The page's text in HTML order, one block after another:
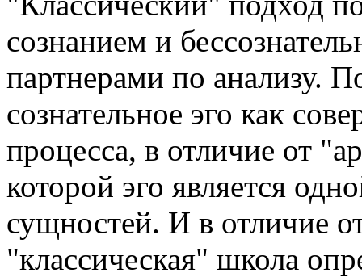
сознанием и
партнерами по анализу.
сознательное эго как
процесса, в отличие от
которой эго является
сущностей. И в отличие
"классическая" школа